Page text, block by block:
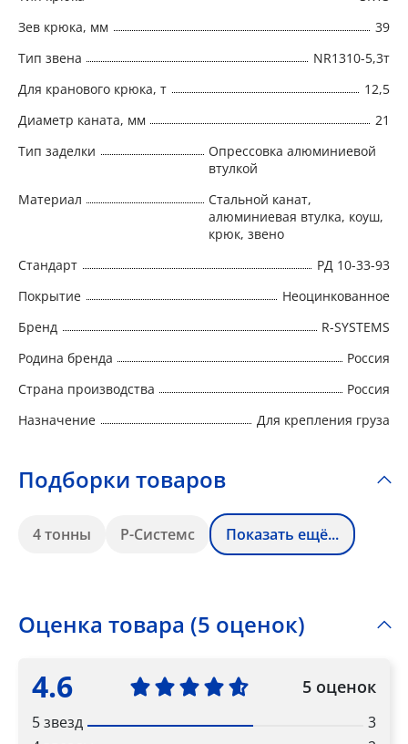
Зев крюка, мм
39
Тип звена
NR1310-5,3т
Для кранового крюка, т
12,5
Диаметр каната, мм
21
Тип заделки
Опрессовка алюминиевой
втулкой
Материал
Стальной канат,
алюминиевая втулка, коуш,
крюк, звено
Стандарт
РД 10-33-93
Покрытие
Неоцинкованное
Бренд
R-SYSTEMS
Родина бренда
Россия
Страна производства
Россия
Назначение
Для крепления груза
Подборки товаров
4 тонны Р-Системс Показать ещё...
Оценка товара (5 оценок)
4.6 5 оценок
5 звезд
3